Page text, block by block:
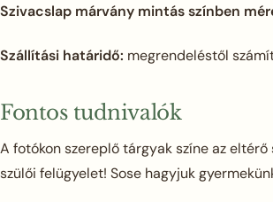
Szivacslap márvány mintás színben
Szállítási határidő: megrendeléstől
Fontos tudnivalók
A fotókon szereplő tárgyak színe az
szülői felügyelet! Sose hagyjuk